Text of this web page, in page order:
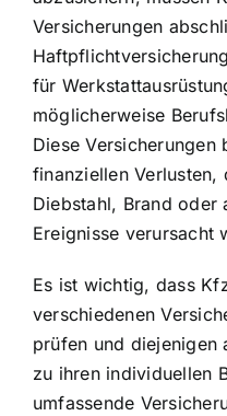
Versicherungen
für
möglicherweise
Diese Versicherungen
finanziellen Verlusten,
Diebstahl, Brand oder
Ereignisse verursacht
Es ist wichtig, dass
verschiedenen
prüfen und diejenigen
zu ihren individuellen
umfassende